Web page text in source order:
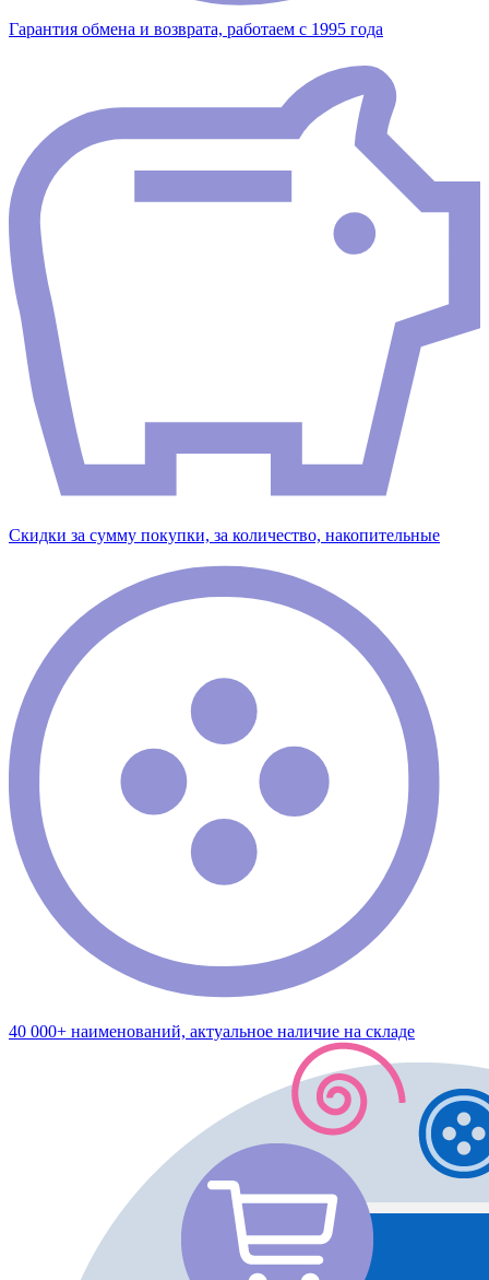
Гарантия обмена и возврата, работаем с 1995 года
Скидки за сумму покупки, за количество, накопительные
40 000+ наименований, актуальное наличие на складе